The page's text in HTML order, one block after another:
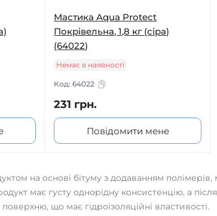
Мастика Aqua Protect
Покрівельна, 1,8 кг (ciра)
(64022)
Немає в наявності
Код:64022
231 грн.
Повідомити мене
на основі бітуму з додаванням
має густу однорідну консистенцію, а
що має гідроізоляційні властивості.